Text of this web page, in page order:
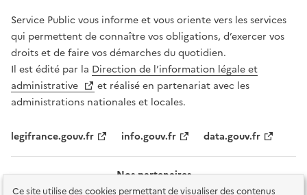
Ce site utilise des cookies permettant de visualiser des contenus
Service Public vous informe et vous oriente vers les services
qui permettent de connaître vos obligations, d’exercer vos
droits et de faire vos démarches du quotidien.
Il est édité par la Direction de l’information légale et
administrative
et réalisé en partenariat avec les
administrations nationales et locales.
legifrance.gouv.fr info.gouv.fr data.gouv.fr
Nos partenaires